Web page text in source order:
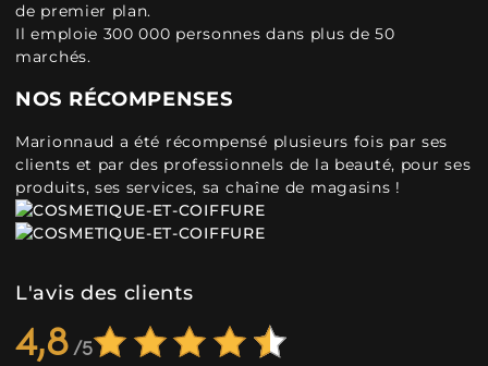
de premier plan.
Il emploie 300 000 personnes dans plus de 50
marchés.
NOS RÉCOMPENSES
Marionnaud a été récompensé plusieurs fois par ses
clients et par des professionnels de la beauté, pour ses
produits, ses services, sa chaîne de magasins !
L'avis des clients
4,8